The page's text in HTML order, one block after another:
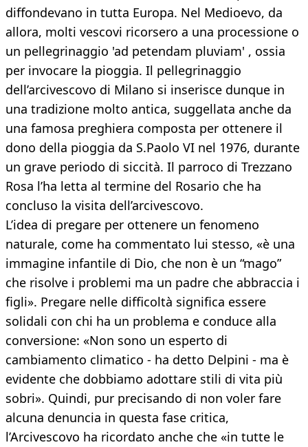
diffondevano in tutta Europa. Nel Medioevo, da
allora, molti vescovi ricorsero a una processione o
un pellegrinaggio 'ad petendam pluviam' , ossia
per invocare la pioggia. Il pellegrinaggio
dell’arcivescovo di Milano si inserisce dunque in
una tradizione molto antica, suggellata anche da
una famosa preghiera composta per ottenere il
dono della pioggia da S.Paolo VI nel 1976, durante
un grave periodo di siccità. Il parroco di Trezzano
Rosa l’ha letta al termine del Rosario che ha
concluso la visita dell’arcivescovo.
L’idea di pregare per ottenere un fenomeno
naturale, come ha commentato lui stesso, «è una
immagine infantile di Dio, che non è un “mago”
che risolve i problemi ma un padre che abbraccia i
figli». Pregare nelle difficoltà significa essere
solidali con chi ha un problema e conduce alla
conversione: «Non sono un esperto di
cambiamento climatico - ha detto Delpini - ma è
evidente che dobbiamo adottare stili di vita più
sobri». Quindi, pur precisando di non voler fare
alcuna denuncia in questa fase critica,
l’Arcivescovo ha ricordato anche che «in tutte le